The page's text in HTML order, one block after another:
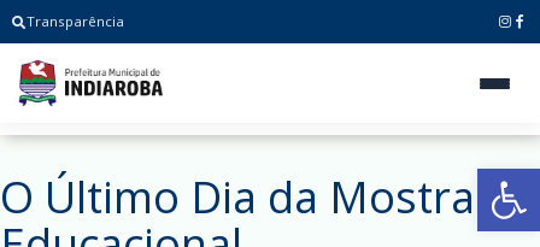
Transparência
O Último Dia da Mostra